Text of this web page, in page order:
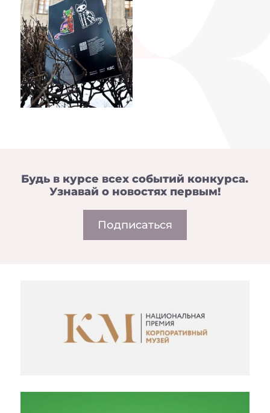
Будь в курсе всех событий конкурса.
Узнавай о новостях первым!
Подписаться